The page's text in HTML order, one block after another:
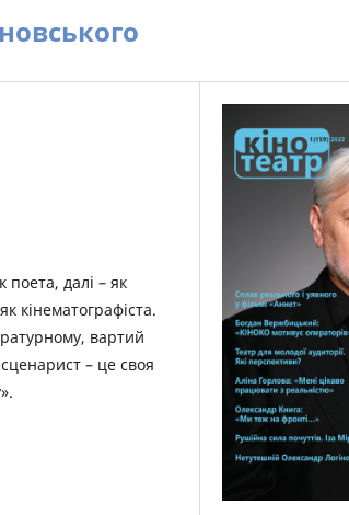
далі – як
кінематографіста.
вартий
– це своя